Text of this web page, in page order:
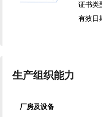
证书类
有效日
生产组织能力
厂房及设备